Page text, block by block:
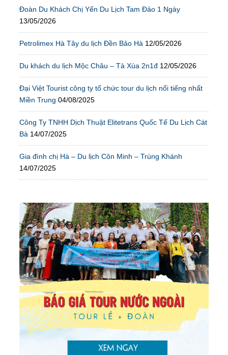
Đoàn Du Khách Chị Yến Du Lịch Tam Đảo 1 Ngày
13/05/2026
Petrolimex Hà Tây du lịch Đền Bảo Hà 12/05/2026
Du khách du lịch Mộc Châu – Tà Xùa 2n1đ 12/05/2026
Đại Việt Tourist công ty tổ chức tour du lịch nổi tiếng nhất
Miền Trung 04/08/2025
Công Ty TNHH Dịch Thuật Elitetrans Quốc Tế Du Lịch Cát
Bà 14/07/2025
Gia đình chị Hà – Du lịch Côn Minh – Trùng Khánh
14/07/2025